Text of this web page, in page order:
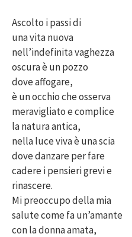
Ascolto i passi di
una vita nuova
nell’indefinita vaghezza
oscura è un pozzo
dove affogare,
è un occhio che osserva
meravigliato e complice
la natura antica,
nella luce viva è una scia
dove danzare per fare
cadere i pensieri grevi e
rinascere.
Mi preoccupo della mia
salute come fa un’amante
con la donna amata,